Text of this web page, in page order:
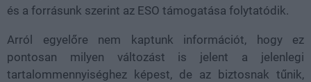
és a forrásunk szerint az ESO támogatása folytatódik.
Arról egyelőre nem kaptunk információt, hogy ez
pontosan milyen változást is jelent a jelenlegi
tartalommennyiséghez képest, de az biztosnak tűnik,